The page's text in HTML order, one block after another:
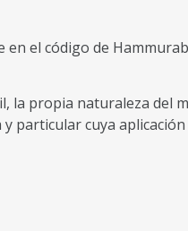
el código de
la propia naturaleza del
particular cuya